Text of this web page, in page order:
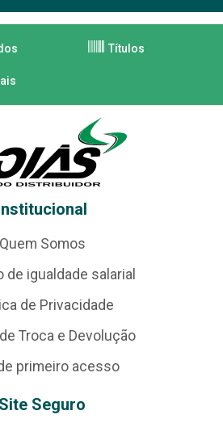
Títulos
Quem Somos
de igualdade salarial
de Privacidade
Troca e Devolução
primeiro acesso
Site Seguro